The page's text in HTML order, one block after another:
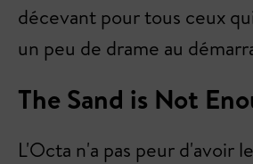
décevant pour tous ceux
un peu de drame au
The Sand is Not
L'Octa n'a pas peur d'avoir